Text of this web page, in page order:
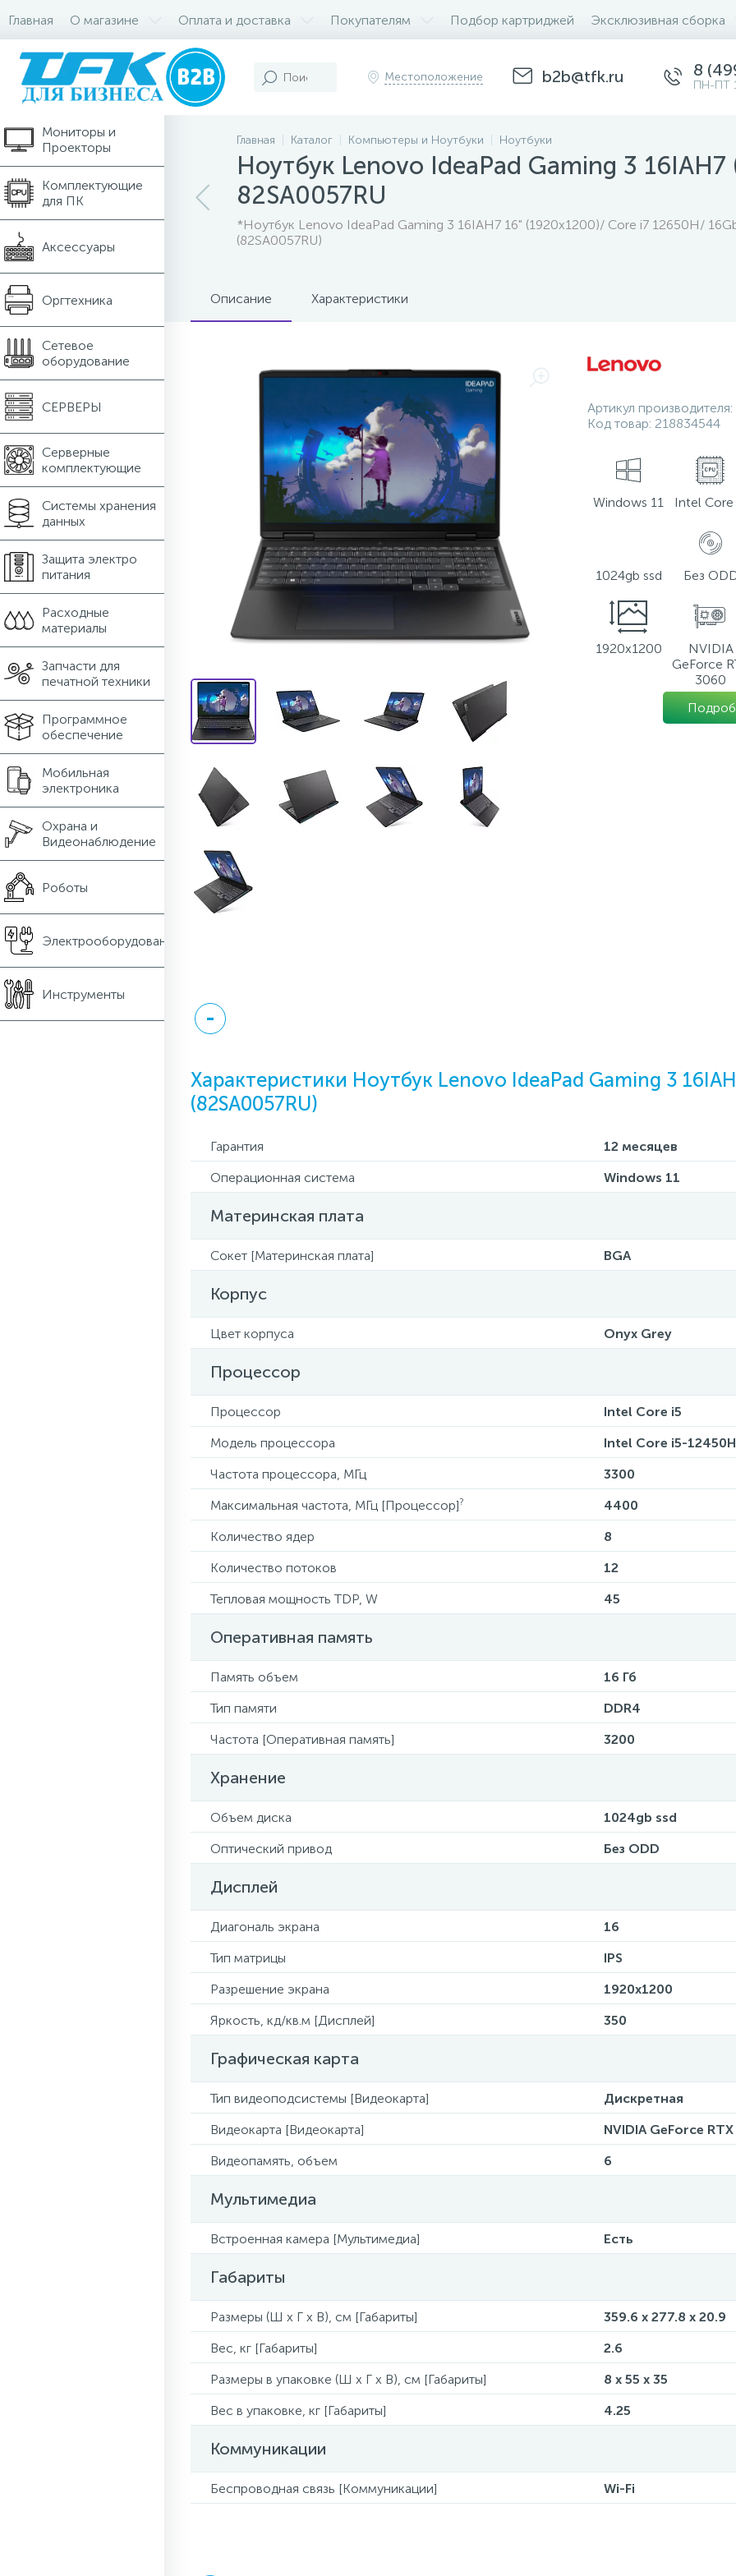
Главная О магазине Оплата и доставка Покупателям Подбор картриджей Эксклюзивная сборка
Местоположение b2b@tfk.ru 8
ПН-ПТ
Компьютеры и
Ноутбуки
Мониторы и
Проекторы
Комплектующие
для ПК
Аксессуары
Оргтехника
Сетевое
оборудование
СЕРВЕРЫ
Серверные
комплектующие
Системы хранения
данных
Защита электро
питания
Расходные
материалы
Запчасти для
печатной техники
Программное
обеспечение
Мобильная
электроника
Охрана и
Видеонаблюдение
Роботы
Электрооборудование
Инструменты
Главная Каталог Компьютеры и Ноутбуки Ноутбуки
Ноутбук Lenovo IdeaPad Gaming 3 16IAH7
82SA0057RU
*Ноутбук Lenovo IdeaPad Gaming 3 16IAH7 16" (1920x1200)/ Core i7 12650H/
(82SA0057RU)
Описание Характеристики
Артикул производителя:
Код товар: 218834544
Windows 11 Intel Core
1024gb ssd Без
1920x1200
NVIDIA
GeForce
3060
Характеристики Ноутбук Lenovo IdeaPad Gaming 3
(82SA0057RU)
Гарантия
12 месяцев
Операционная система
Windows 11
Материнская плата
Сокет [Материнская плата] BGA
Корпус
Цвет корпуса Onyx Grey
Процессор
Процессор
Intel Core i5
Модель процессора
Intel Core i5-12450H
Частота процессора, МГц
3300
Максимальная частота, МГц [Процессор]?
4400
Количество ядер
8
Количество потоков
12
Тепловая мощность TDP, W
45
Оперативная память
Память объем
16 Гб
Тип памяти
DDR4
Частота [Оперативная память]
3200
Хранение
Объем диска
1024gb ssd
Оптический привод
Без ODD
Дисплей
Диагональ экрана
16
Тип матрицы
IPS
Разрешение экрана
1920x1200
Яркость, кд/кв.м [Дисплей]
350
Графическая карта
Тип видеоподсистемы [Видеокарта]
Дискретная
Видеокарта [Видеокарта]
NVIDIA GeForce
Видеопамять, объем
6
Мультимедиа
Встроенная камера [Мультимедиа] Есть
Габариты
Размеры (Ш x Г x В), см [Габариты]
359.6 x 277.8 x 20.9
Вес, кг [Габариты]
2.6
Размеры в упаковке (Ш x Г x В), см [Габариты]
8 x 55 x 35
Вес в упаковке, кг [Габариты]
4.25
Коммуникации
Беспроводная связь [Коммуникации] Wi-Fi